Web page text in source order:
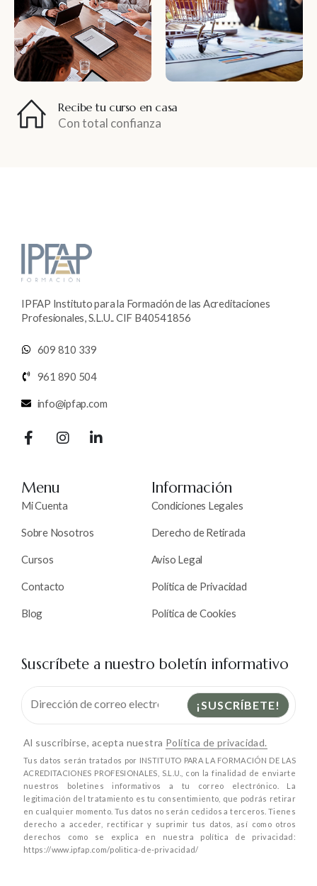
Recibe tu curso en casa
Con total confianza
IPFAP Instituto para la Formación de las Acreditaciones
Profesionales, S.L.U.. CIF B40541856
609 810 339
961 890 504
info@ipfap.com
Menu
Mi Cuenta
Sobre Nosotros
Cursos
Contacto
Blog
Información
Condiciones Legales
Derecho de Retirada
Aviso Legal
Política de Privacidad
Política de Cookies
Suscríbete a nuestro boletín informativo
Al suscribirse, acepta nuestra Política de privacidad.
Tus datos serán tratados por INSTITUTO PARA LA FORMACIÓN DE LAS
ACREDITACIONES PROFESIONALES, S.L.U., con la finalidad de enviarte
nuestros boletines informativos a tu correo electrónico. La
legitimación del tratamiento es tu consentimiento, que podrás retirar
en cualquier momento. Tus datos no serán cedidos a terceros. Tienes
derecho a acceder, rectificar y suprimir tus datos, así como otros
derechos como se explica en nuestra política de privacidad:
https://www.ipfap.com/politica-de-privacidad/